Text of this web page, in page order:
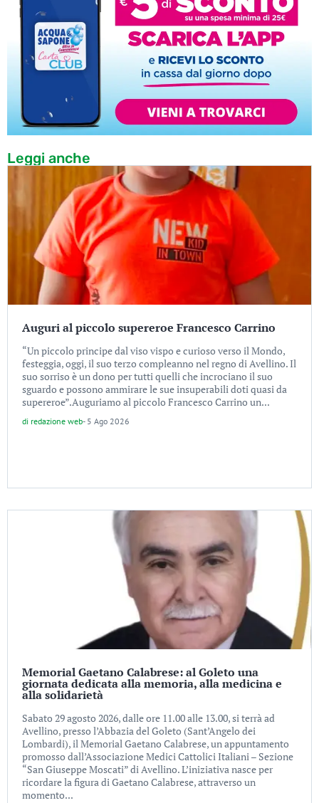
Leggi anche
Auguri al piccolo supereroe Francesco Carrino
“Un piccolo principe dal viso vispo e curioso verso il Mondo,
festeggia, oggi, il suo terzo compleanno nel regno di Avellino. Il
suo sorriso è un dono per tutti quelli che incrociano il suo
sguardo e possono ammirare le sue insuperabili doti quasi da
supereroe”.Auguriamo al piccolo Francesco Carrino un...
di redazione web- 5 Ago 2026
Memorial Gaetano Calabrese: al Goleto una
giornata dedicata alla memoria, alla medicina e
alla solidarietà
Sabato 29 agosto 2026, dalle ore 11.00 alle 13.00, si terrà ad
Avellino, presso l’Abbazia del Goleto (Sant’Angelo dei
Lombardi), il Memorial Gaetano Calabrese, un appuntamento
promosso dall’Associazione Medici Cattolici Italiani – Sezione
“San Giuseppe Moscati” di Avellino. L’iniziativa nasce per
ricordare la figura di Gaetano Calabrese, attraverso un
momento...